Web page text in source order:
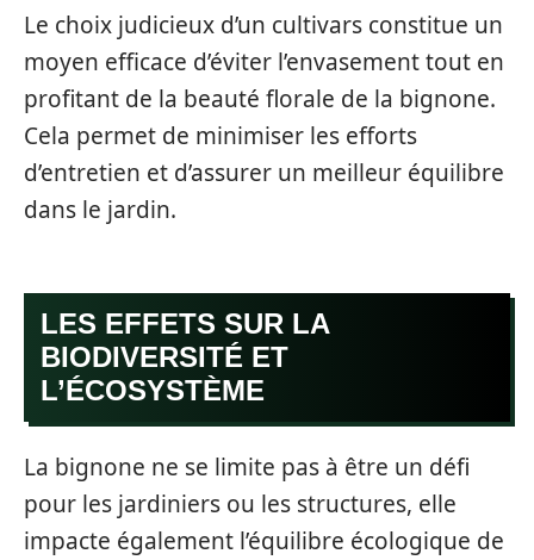
Le choix judicieux d’un cultivars constitue un
moyen efficace d’éviter l’envasement tout en
profitant de la beauté florale de la bignone.
Cela permet de minimiser les efforts
d’entretien et d’assurer un meilleur équilibre
dans le jardin.
LES EFFETS SUR LA
BIODIVERSITÉ ET
L’ÉCOSYSTÈME
La bignone ne se limite pas à être un défi
pour les jardiniers ou les structures, elle
impacte également l’équilibre écologique de